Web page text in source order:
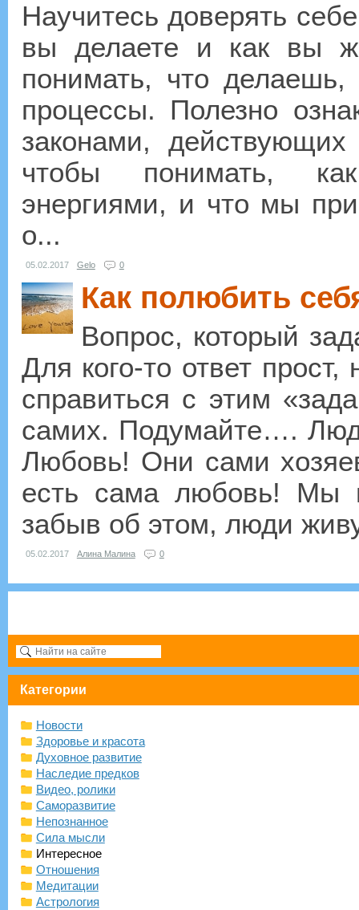
Научитесь доверять
вы делаете и как вы
понимать, что
процессы. Полезно
законами,
чтобы понимать,
энергиями, и что мы
о...
05.02.2017 Gelo 0
Как полюбить
Вопрос, который
Для кого-то ответ
справиться с этим
самих. Подумайте….
Любовь! Они сами
есть сама любовь! Мы
забыв об этом, люди
05.02.2017 Алина Малина 0
Категории
Новости
Здоровье и красота
Духовное развитие
Наследие предков
Видео, ролики
Саморазвитие
Непознанное
Сила мысли
Интересное
Отношения
Медитации
Астрология